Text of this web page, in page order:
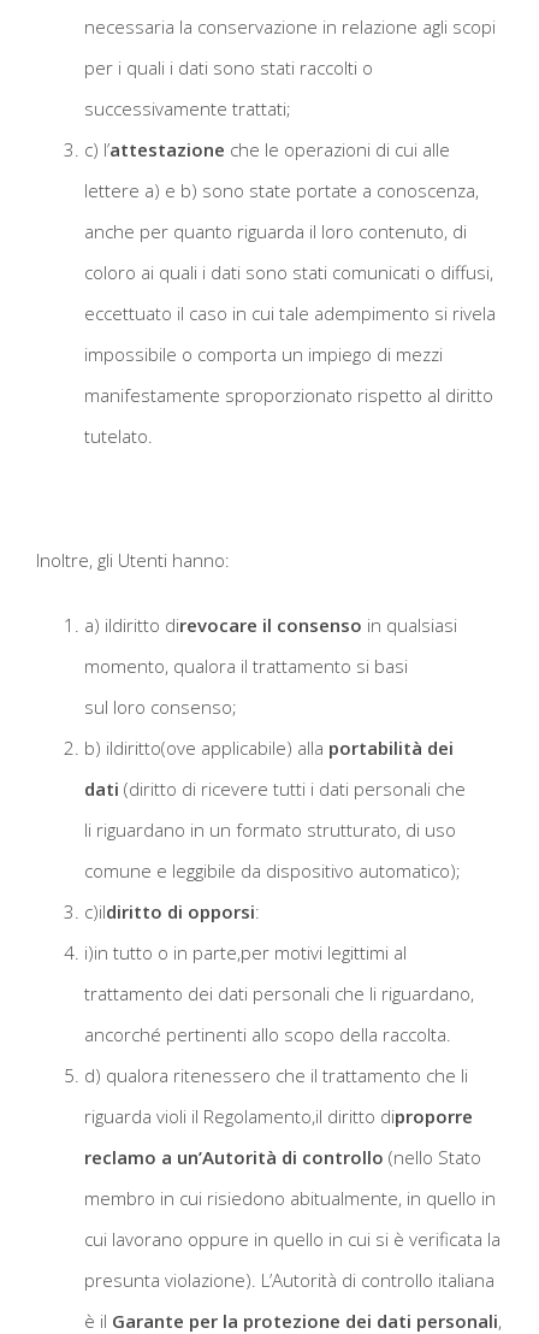
necessaria la conservazione in relazione agli scopi
per i quali i dati sono stati raccolti o
successivamente trattati;
c) l’attestazione che le operazioni di cui alle
lettere a) e b) sono state portate a conoscenza,
anche per quanto riguarda il loro contenuto, di
coloro ai quali i dati sono stati comunicati o diffusi,
eccettuato il caso in cui tale adempimento si rivela
impossibile o comporta un impiego di mezzi
manifestamente sproporzionato rispetto al diritto
tutelato.
Inoltre, gli Utenti hanno:
a) ildiritto direvocare il consenso in qualsiasi
momento, qualora il trattamento si basi
sul loro consenso;
b) ildiritto(ove applicabile) alla portabilità dei
dati (diritto di ricevere tutti i dati personali che
li riguardano in un formato strutturato, di uso
comune e leggibile da dispositivo automatico);
c)ildiritto di opporsi:
i)in tutto o in parte,per motivi legittimi al
trattamento dei dati personali che li riguardano,
ancorché pertinenti allo scopo della raccolta.
d) qualora ritenessero che il trattamento che li
riguarda violi il Regolamento,il diritto diproporre
reclamo a un’Autorità di controllo (nello Stato
membro in cui risiedono abitualmente, in quello in
cui lavorano oppure in quello in cui si è verificata la
presunta violazione). L’Autorità di controllo italiana
è il Garante per la protezione dei dati personali,